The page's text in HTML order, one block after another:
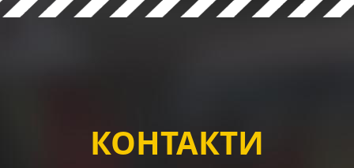
КОНТАКТИ